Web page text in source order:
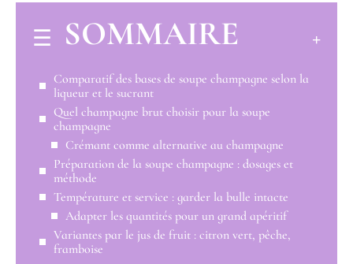
SOMMAIRE
Comparatif des bases de soupe champagne selon la
liqueur et le sucrant
Quel champagne brut choisir pour la soupe
champagne
Crémant comme alternative au champagne
Préparation de la soupe champagne : dosages et
méthode
Température et service : garder la bulle intacte
Adapter les quantités pour un grand apéritif
Variantes par le jus de fruit : citron vert, pêche,
framboise